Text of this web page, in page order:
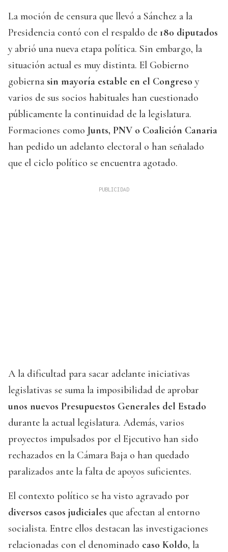
La moción de censura que llevó a Sánchez a la
Presidencia contó con el respaldo de 180 diputados
y abrió una nueva etapa política. Sin embargo, la
situación actual es muy distinta. El Gobierno
gobierna sin mayoría estable en el Congreso y
varios de sus socios habituales han cuestionado
públicamente la continuidad de la legislatura.
Formaciones como Junts, PNV o Coalición Canaria
han pedido un adelanto electoral o han señalado
que el ciclo político se encuentra agotado.
A la dificultad para sacar adelante iniciativas
legislativas se suma la imposibilidad de aprobar
unos nuevos Presupuestos Generales del Estado
durante la actual legislatura. Además, varios
proyectos impulsados por el Ejecutivo han sido
rechazados en la Cámara Baja o han quedado
paralizados ante la falta de apoyos suficientes.
El contexto político se ha visto agravado por
diversos casos judiciales que afectan al entorno
socialista. Entre ellos destacan las investigaciones
relacionadas con el denominado caso Koldo, la